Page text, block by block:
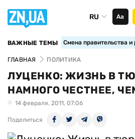
RU Аа
ВАЖНЫЕ ТЕМЫ Смена правительства
ГЛАВНАЯ ПОЛИТИКА
ЛУЦЕНКО: ЖИЗНЬ В
НАМНОГО ЧЕСТНЕЕ,
14 февраля, 2011, 07:06
Поделиться